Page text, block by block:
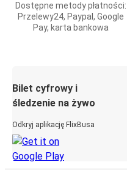
Dostępne metody płatności:
Przelewy24, Paypal, Google
Pay, karta bankowa
Bilet cyfrowy i
śledzenie na żywo
Odkryj aplikację FlixBusa